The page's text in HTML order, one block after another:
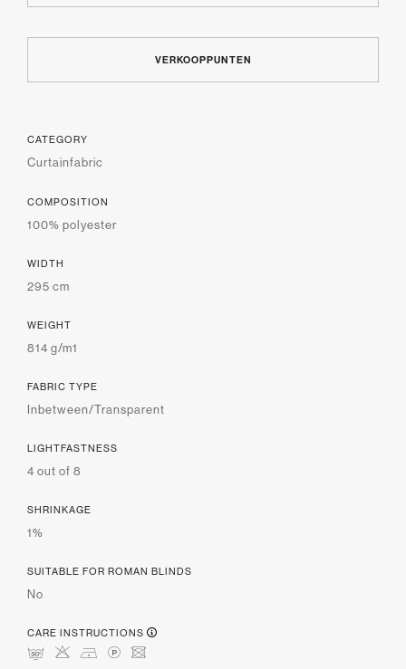
VERKOOPPUNTEN
CATEGORY
Curtainfabric
COMPOSITION
100% polyester
WIDTH
295 cm
WEIGHT
814 g/m1
FABRIC TYPE
Inbetween/Transparent
LIGHTFASTNESS
4 out of 8
SHRINKAGE
1%
SUITABLE FOR ROMAN BLINDS
No
CARE INSTRUCTIONS
mHDLU